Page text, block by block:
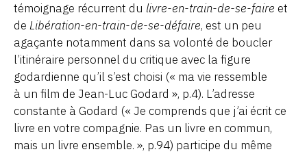
témoignage récurrent du livre-en-train-de-se-faire et
de Libération-en-train-de-se-défaire, est un peu
agaçante notamment dans sa volonté de boucler
l’itinéraire personnel du critique avec la figure
godardienne qu’il s’est choisi (« ma vie ressemble
à un film de Jean-Luc Godard », p.4). L’adresse
constante à Godard (« Je comprends que j’ai écrit ce
livre en votre compagnie. Pas un livre en commun,
mais un livre ensemble. », p.94) participe du même